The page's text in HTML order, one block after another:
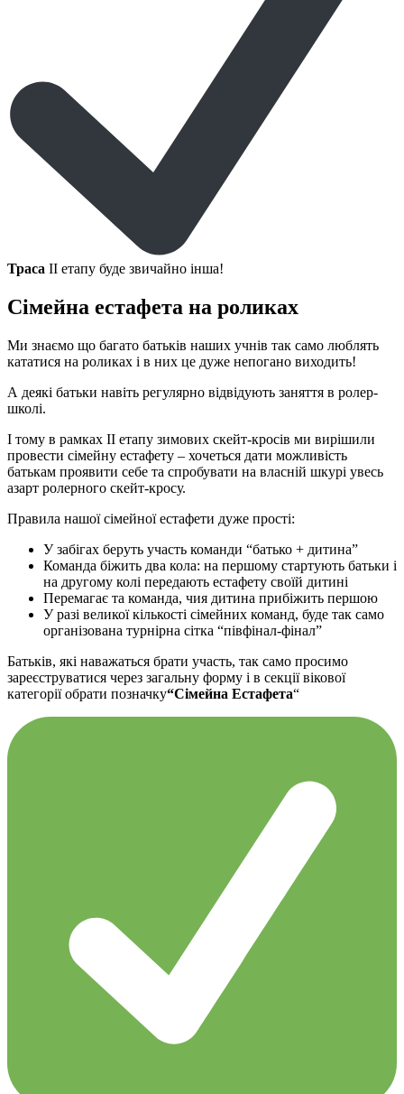
Траса II етапу буде звичайно інша!
Сімейна естафета на роликах
Ми знаємо що багато батьків наших учнів так само люблять
кататися на роликах і в них це дуже непогано виходить!
А деякі батьки навіть регулярно відвідують заняття в ролер-
школі.
І тому в рамках II етапу зимових скейт-кросів ми вирішили
провести сімейну естафету – хочеться дати можливість
батькам проявити себе та спробувати на власній шкурі увесь
азарт ролерного скейт-кросу.
Правила нашої сімейної естафети дуже прості:
У забігах беруть участь команди “батько + дитина”
Команда біжить два кола: на першому стартують батьки і
на другому колі передають естафету своїй дитині
Перемагає та команда, чия дитина прибіжить першою
У разі великої кількості сімейних команд, буде так само
організована турнірна сітка “півфінал-фінал”
Батьків, які наважаться брати участь, так само просимо
зареєструватися через загальну форму і в секції вікової
категорії обрати позначку“Сімейна Естафета“